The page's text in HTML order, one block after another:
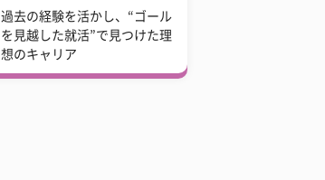
過去の経験を活かし、“ゴール
を見越した就活”で見つけた理
想のキャリア